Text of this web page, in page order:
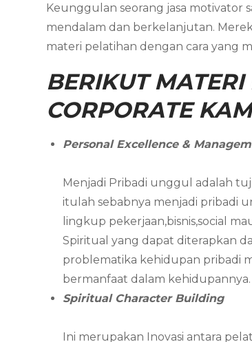
Keunggulan seorang jasa motivator
mendalam dan berkelanjutan.
materi pelatihan dengan cara yang
BERIKUT
CORPORATE
Personal Excellence &
Menjadi Pribadi unggul adalah
itulah sebabnya menjadi pribadi
lingkup pekerjaan,bisnis,social
Spiritual yang dapat diterapkan
problematika kehidupan pribadi
bermanfaat dalam kehidupannya.
Spiritual Character Building
Ini merupakan Inovasi antara